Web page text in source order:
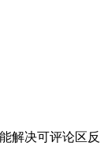
解决可评论区反